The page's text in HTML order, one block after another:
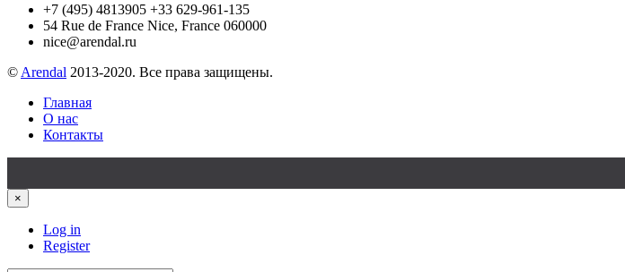
+7 (495) 4813905 +33 629-961-135
54 Rue de France Nice, France 060000
nice@arendal.ru
© Arendal 2013-2020. Все права защищены.
Главная
О нас
Контакты
×
Log in
Register